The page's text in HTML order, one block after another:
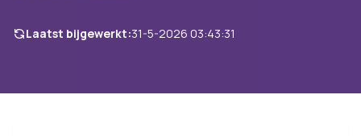
Laatst bijgewerkt:31-5-2026 03:43:31